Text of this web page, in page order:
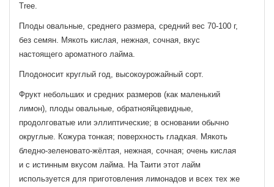
Tree.
Плоды овальные, среднего размера, средний вес 70-100 г,
без семян. Мякоть кислая, нежная, сочная, вкус
настоящего ароматного лайма.
Плодоносит круглый год, высокоурожайный сорт.
Фрукт небольших и средних размеров (как маленький
лимон), плоды овальные, обратнояйцевидные,
продолговатые или эллиптические; в основании обычно
округлые. Кожура тонкая; поверхность гладкая. Мякоть
бледно-зеленовато-жёлтая, нежная, сочная; очень кислая
и с истинным вкусом лайма. На Таити этот лайм
используется для приготовления лимонадов и всех тех же